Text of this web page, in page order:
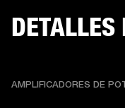
DETALLES
AMPLIFICADORES DE